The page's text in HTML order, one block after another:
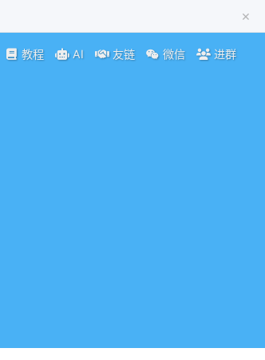
×
教程 AI 友链 微信 进群